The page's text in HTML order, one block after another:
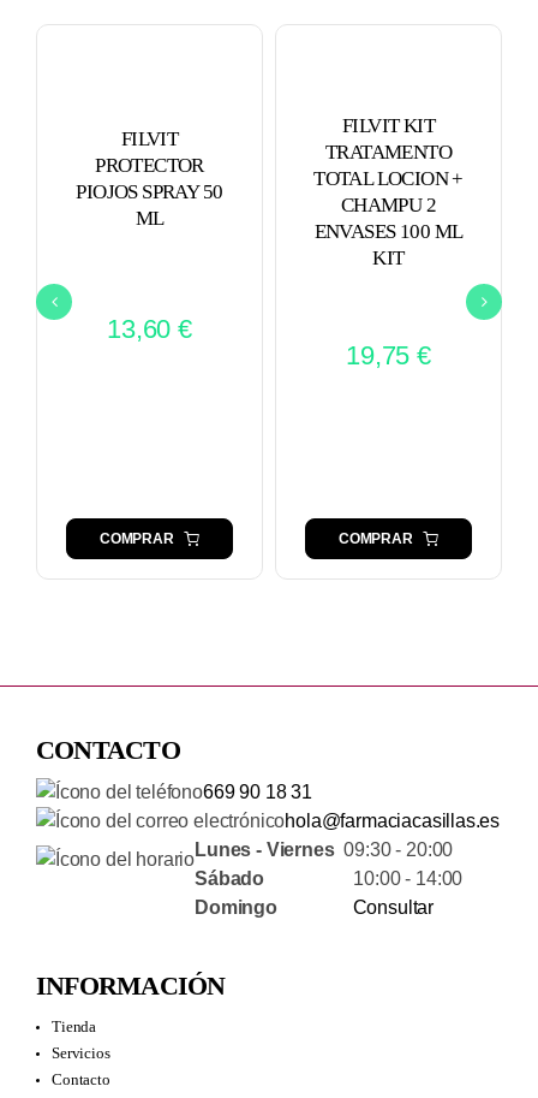
FILVIT
PROTECTOR
PIOJOS SPRAY 50
ML
13,60 €
COMPRAR
FILVIT KIT
TRATAMENTO
TOTAL LOCION +
CHAMPU 2
ENVASES 100 ML
KIT
19,75 €
COMPRAR
CONTACTO
669 90 18 31
hola@farmaciacasillas.es
Lunes - Viernes09:30 - 20:00
Sábado 10:00 - 14:00
Domingo
Consultar
INFORMACIÓN
Tienda
Servicios
Contacto